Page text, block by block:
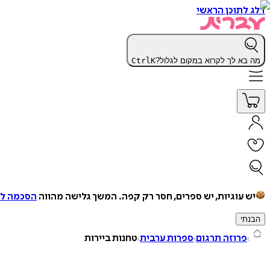
דלג לתוכן הראשי
מה בא לך לקרוא במקום לגלול? CtrlK
יש עוגיות, יש ספרים, חסר רק קפה. המשך גלישה מהווה הסכמה
הבנתי
פרוזה תרגום ספרות ערבית טחנות ביירות